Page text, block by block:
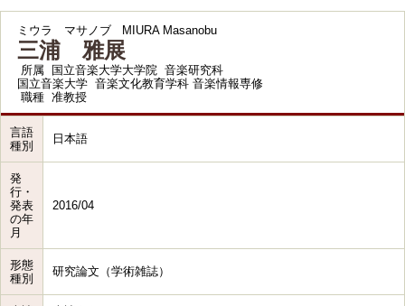
ミウラ マサノブ MIURA Masanobu
三浦 雅展
所属
国立音楽大学大学院 音楽研究科
国立音楽大学 音楽文化教育学科 音楽情報専修
職種 准教授
言語
種別
日本語
発
行・
発表
の年
月
2016/04
形態
種別
研究論文（学術雑誌）